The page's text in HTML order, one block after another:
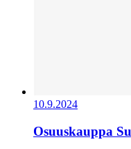
10.9.2024
Osuuskauppa